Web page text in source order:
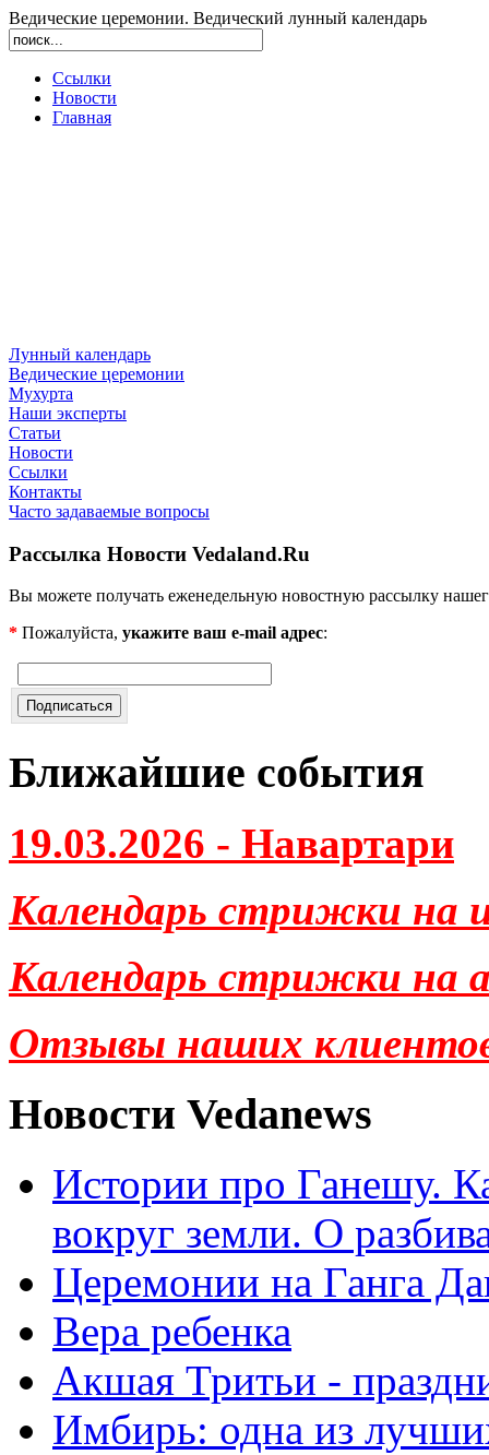
Ведические церемонии. Ведический лунный календарь
Ссылки
Новости
Главная
Лунный календарь
Ведические церемонии
Мухурта
Наши эксперты
Статьи
Новости
Ссылки
Контакты
Часто задаваемые вопросы
Рассылка Новости Vedaland.Ru
Вы можете получать еженедельную новостную рассылку
* Пожалуйста, укажите ваш e-mail адрес:
Ближайшие события
19.03.2026 - Навартари
Календарь стрижки на
Календарь стрижки на
Отзывы наших
Новости Vedanews
Истории про Ганешу.
вокруг земли. О
Церемонии на Ганга
Вера ребенка
Акшая Тритьи -
Имбирь: одна из